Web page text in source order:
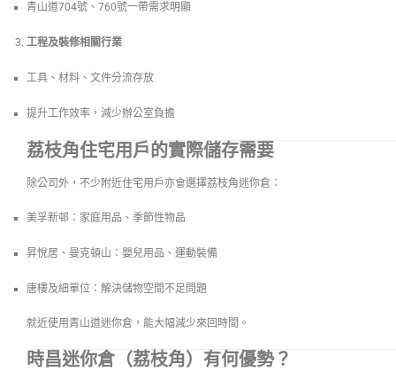
青山道704號、760號一帶需求明顯
工程及裝修相關行業
工具、材料、文件分流存放
提升工作效率，減少辦公室負擔
荔枝角住宅用戶的實際儲存需要
除公司外，不少附近住宅用戶亦會選擇荔枝角迷你倉：
美孚新邨：家庭用品、季節性物品
昇悅居、曼克頓山：嬰兒用品、運動裝備
唐樓及細單位：解決儲物空間不足問題
就近使用青山道迷你倉，能大幅減少來回時間。
時昌迷你倉（荔枝角）有何優勢？